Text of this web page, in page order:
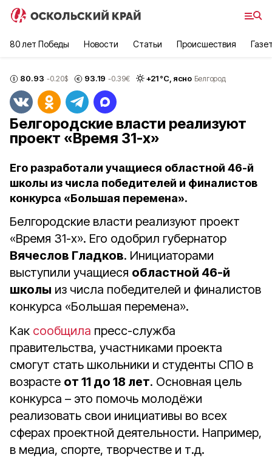
80 лет Победы Новости Статьи Происшествия
80.93 -0.20$ 93.19 -0.39€ +21°С, ясно Белгород
Белгородские власти реализуют
проект «Время 31-х»
Его разработали учащиеся областной 46-й
школы из числа победителей и финалистов
конкурса «Большая перемена».
Белгородские власти реализуют проект
«Время 31-х». Его одобрил губернатор
Вячеслов Гладков. Инициаторами
выступили учащиеся областной 46-й
школы из числа победителей и финалистов
конкурса «Большая перемена».
Как сообщила пресс-служба
правительства, участниками проекта
смогут стать школьники и студенты СПО в
возрасте от 11 до 18 лет. Основная цель
конкурса – это помочь молодёжи
реализовать свои инициативы во всех
сферах проектной деятельности. Например,
в медиа, спорте, творчестве и т.д.